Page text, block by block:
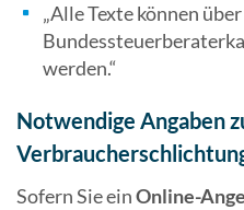
„Alle Texte können
werden.“
Notwendige Angaben
Sofern Sie einOnline-